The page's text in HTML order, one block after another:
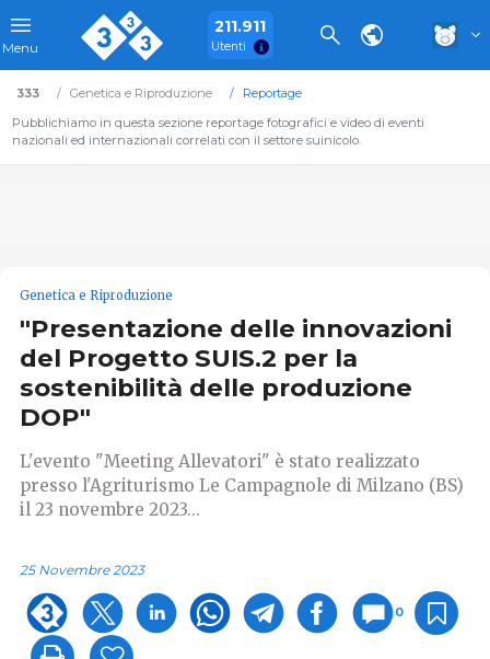
Menu
211.911
Utenti
333 Genetica e Riproduzione
Reportage
Pubblichiamo in questa sezione reportage fotografici e video di eventi
nazionali ed internazionali correlati con il settore suinicolo.
Genetica e Riproduzione
"Presentazione delle innovazioni
del Progetto SUIS.2 per la
sostenibilità delle produzione
DOP"
L'evento "Meeting Allevatori" è stato realizzato
presso l'Agriturismo Le Campagnole di Milzano (BS)
il 23 novembre 2023...
25 Novembre 2023
0